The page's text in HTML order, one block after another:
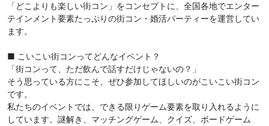
「どこよりも楽しい街コン」をコンセプトに、全国各地でエンター
テインメント要素たっぷりの街コン・婚活パーティーを運営してい
ます。
■ こいこい街コンってどんなイベント？
「街コンって、ただ飲んで話すだけじゃないの？」
そう思っている方にこそ、ぜひ参加してほしいのがこいこい街コン
です。
私たちのイベントでは、できる限りゲーム要素を取り入れるように
しています。謎解き、マッチングゲーム、クイズ、ボードゲーム